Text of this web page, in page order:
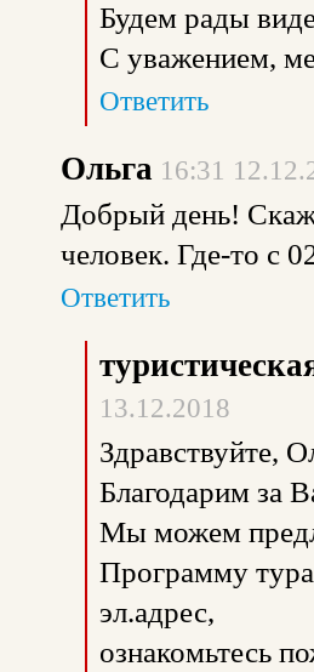
Будем рады
С уважением,
Ответить
Ольга 16:31
Добрый день!
человек. Где-то с
Ответить
13.12.2018
Здравствуйте,
Благодарим за
Мы можем
Программу
эл.адрес,
ознакомьтесь